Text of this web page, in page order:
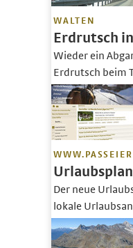
WALTEN
Erdrutsch
Wieder ein
Erdrutsch beim
Der neue
lokale